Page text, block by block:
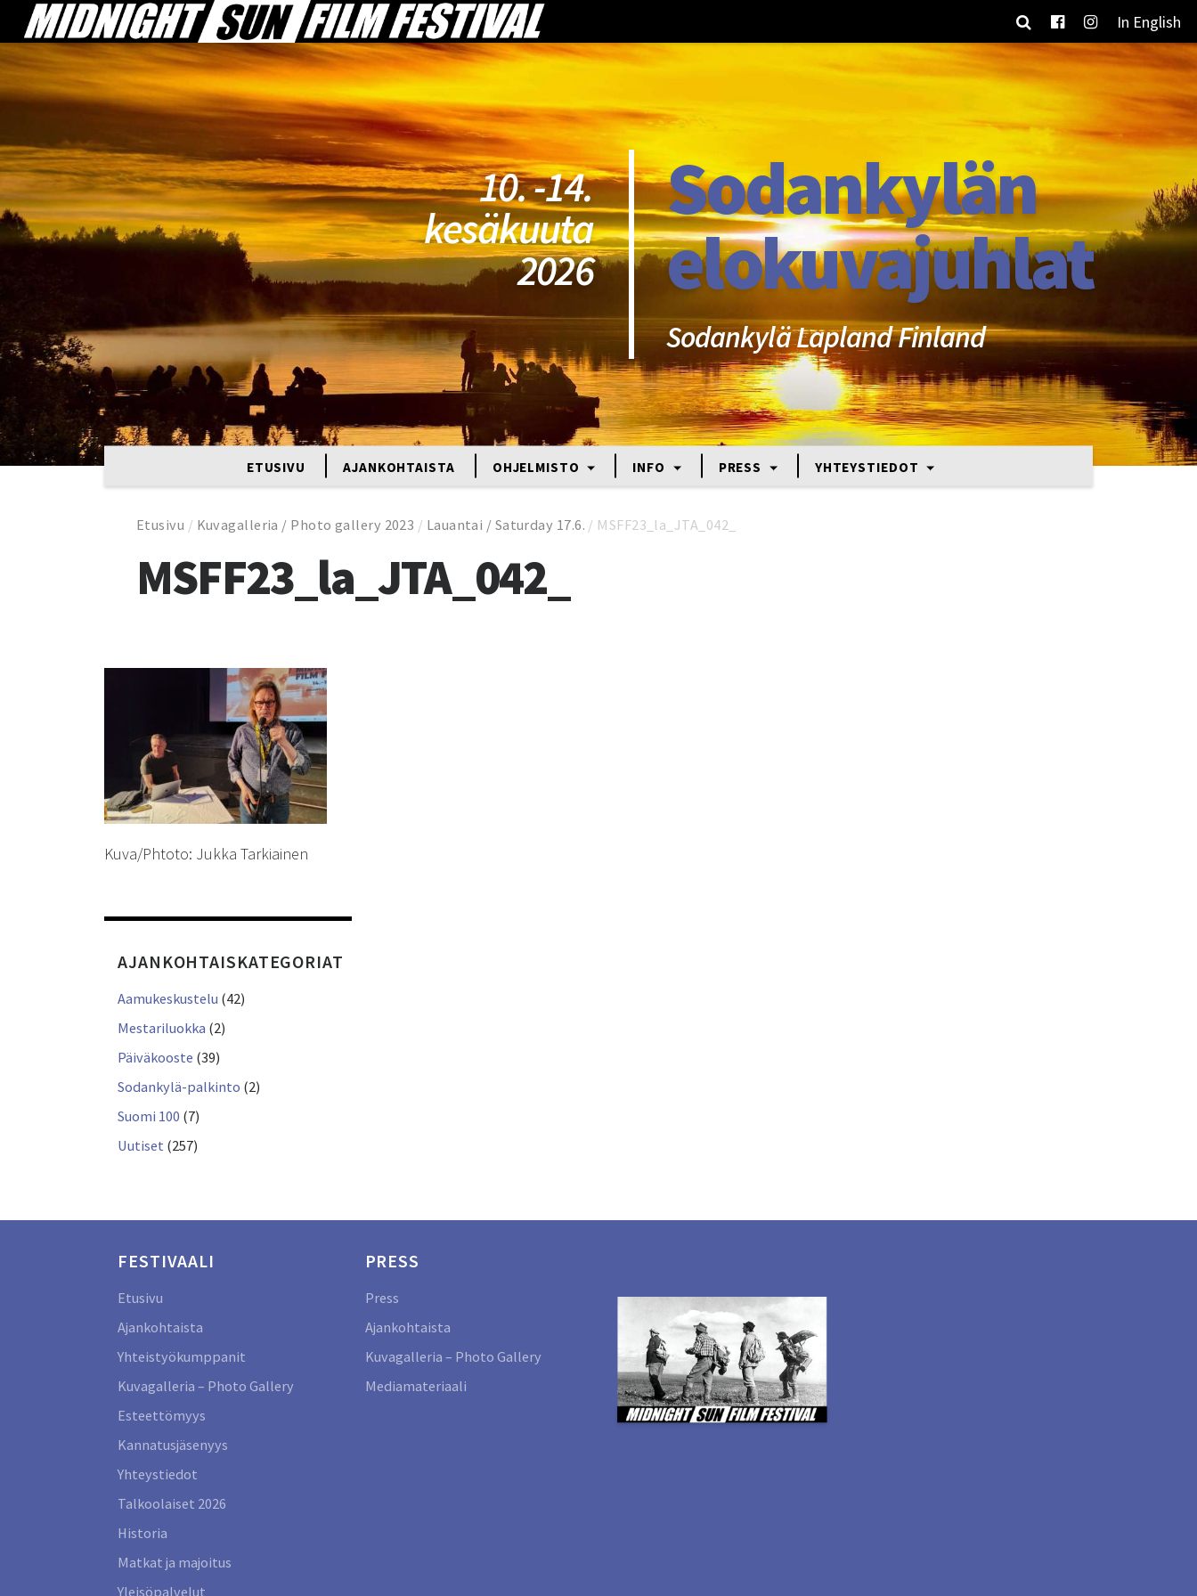
In English
10. -14.
kesäkuuta
2026
Sodankylän
elokuvajuhlat
Sodankylä Lapland Finland
ETUSIVU AJANKOHTAISTA OHJELMISTO INFO PRESS YHTEYSTIEDOT
Etusivu / Kuvagalleria / Photo gallery 2023 / Lauantai / Saturday 17.6. / MSFF23_la_JTA_042_
MSFF23_la_JTA_042_
Kuva/Phtoto: Jukka Tarkiainen
AJANKOHTAISKATEGORIAT
Aamukeskustelu (42)
Mestariluokka (2)
Päiväkooste (39)
Sodankylä-palkinto (2)
Suomi 100 (7)
Uutiset (257)
FESTIVAALI
Etusivu
Ajankohtaista
Yhteistyökumppanit
Kuvagalleria – Photo Gallery
Esteettömyys
Kannatusjäsenyys
Yhteystiedot
Talkoolaiset 2026
Historia
Matkat ja majoitus
Yleisöpalvelut
PRESS
Press
Ajankohtaista
Kuvagalleria – Photo Gallery
Mediamateriaali